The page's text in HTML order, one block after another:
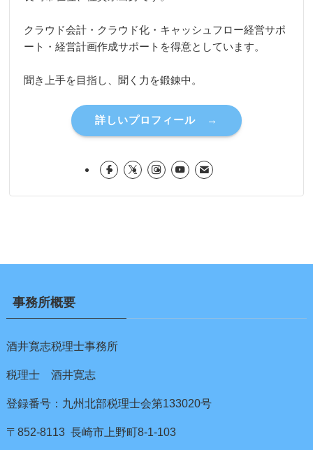
クラウド会計・クラウド化・キャッシュフロー経営サポ
ート・経営計画作成サポートを得意としています。
聞き上手を目指し、聞く力を鍛錬中。
詳しいプロフィール →
事務所概要
酒井寛志税理士事務所
税理士 酒井寛志
登録番号：九州北部税理士会第133020号
〒852-8113 長崎市上野町8-1-103